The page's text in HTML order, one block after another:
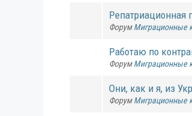
Репатриационная
Форум Миграционные
Работаю по
Форум Миграционные
Они, как и я, из
Форум Миграционные